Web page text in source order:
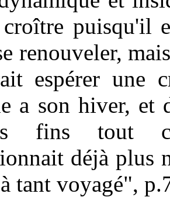
puisqu'il
renouveler,
espérer une
a son hiver, et
fins tout
déjà plus
tant voyagé",